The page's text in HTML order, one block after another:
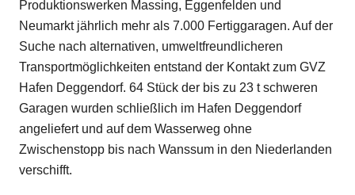
Produktionswerken Massing, Eggenfelden und
Neumarkt jährlich mehr als 7.000 Fertiggaragen. Auf der
Suche nach alternativen, umweltfreundlicheren
Transportmöglichkeiten entstand der Kontakt zum GVZ
Hafen Deggendorf. 64 Stück der bis zu 23 t schweren
Garagen wurden schließlich im Hafen Deggendorf
angeliefert und auf dem Wasserweg ohne
Zwischenstopp bis nach Wanssum in den Niederlanden
verschifft.